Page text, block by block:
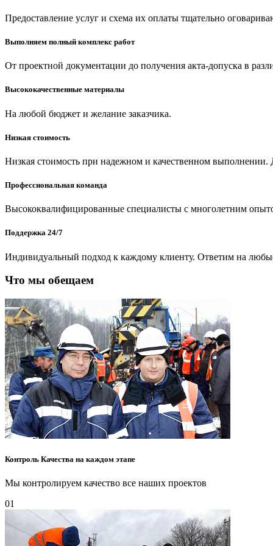
Предоставление услуг и схема их оплаты тщательно
Выполняем полный комплекс работ
От проектной документации до получения акта-допуска в
Высококачественные материалы
На любой бюджет и желание заказчика.
Низкая стоимость
Низкая стоимость при надежном и качественном
Профессиональная команда
Высококвалифицированные специалисты с многолетним
Поддержка 24/7
Индивидуальный подход к каждому клиенту. Ответим на
Что мы обещаем
Контроль Качества на каждом этапе
Мы контролируем качество все наших проектов
01